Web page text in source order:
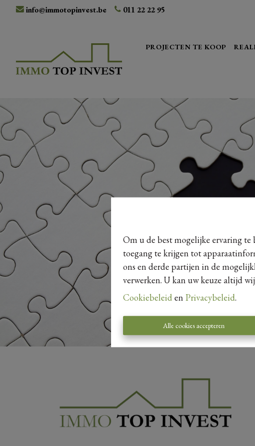
Om u de best mogelijke ervaring te
toegang te krijgen tot
ons en derde partijen in de
verwerken. U kan uw keuze altijd
Cookiebeleid en Privacybeleid.
Alle cookies accepteren
info@immotopinvest.be 011 22 22 95
PROJECTEN TE KOOP